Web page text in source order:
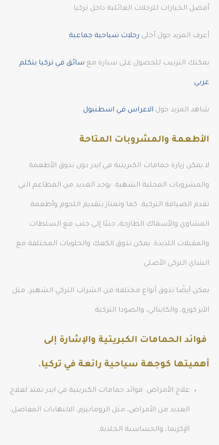
أفضل الخيارات للرحلات العائلية داخل تركيا
أعرف المزيد حول أحلى رحلات سياحية جماعية
يمكنك الترتيب للحصول على سيارة مع سائق في تركيا يتكلم
عربي
شاهد المزيد حول الاعراس في اسطنبول
الأطعمة والمشروبات المتاحة
لا يمكن زيارة حمامات الكبريتية في ايدر دون تذوق الأطعمة
والمشروبات المحلية الشهية. يوجد العديد من المطاعم التي
تقدم الضيافة التركية. كما وتمتاز بتقديم اللحوم وأطعمة
المشاوي والأسماك الطازجة، جنبًا إلى جنب مع السلطات
والمقبلات اللذيذة. يمكن تذوق الكعك والحلويات المختلفة مع
الشاي التركي الأصلي.
يمكن أيضًا تذوق أنواع مختلفة من الشراب التركي الشهير، مثل
الآيز كورو، والكاينالي، والصودا التركية.
فوائد الحمامات الكبريتية والإشارة إلى
أهميتها كوجهة سياحية رائعة في تركيا.
علاج الأمراض: فوائد حمامات الكبريتية في ايدر تمتد لعلاج
العديد من الأمراض، مثل الروماتيزم، الالتهابات المفاصل،
الإكزيما، والحساسية الجلدية.